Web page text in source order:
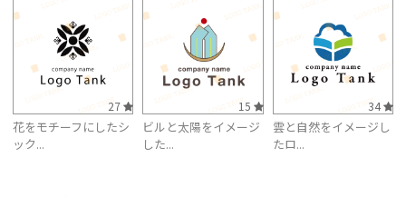
27
花をモチーフにしたシ
ック...
15
ビルと太陽をイメージ
した...
34
雲と自然をイメージし
たロ...